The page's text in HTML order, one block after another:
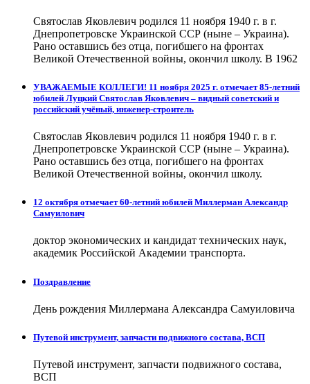
Святослав Яковлевич родился 11 ноября 1940 г. в г.
Днепропетровске Украинской ССР (ныне – Украина).
Рано оставшись без отца, погибшего на фронтах
Великой Отечественной войны, окончил школу. В 1962
УВАЖАЕМЫЕ КОЛЛЕГИ! 11 ноября 2025 г. отмечает 85-летний
юбилей Луцкий Святослав Яковлевич – видный советский и
российский учёный, инженер-строитель
Святослав Яковлевич родился 11 ноября 1940 г. в г.
Днепропетровске Украинской ССР (ныне – Украина).
Рано оставшись без отца, погибшего на фронтах
Великой Отечественной войны, окончил школу.
12 октября отмечает 60-летний юбилей Миллерман Александр
Самуилович
доктор экономических и кандидат технических наук,
академик Российской Академии транспорта.
Поздравление
День рождения Миллермана Александра Самуиловича
Путевой инструмент, запчасти подвижного состава, ВСП
Путевой инструмент, запчасти подвижного состава,
ВСП